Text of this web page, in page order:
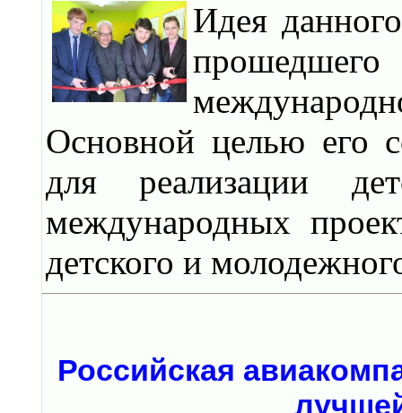
Идея
Основной целью его
для реализации
международных
детского и
Российская